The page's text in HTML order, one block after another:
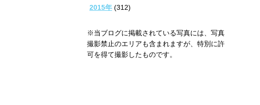
2015年 (312)
※当ブログに掲載されている写真には、写真
撮影禁止のエリアも含まれますが、特別に許
可を得て撮影したものです。